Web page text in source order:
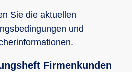
Sie die aktuellen
und
Firmenkunden